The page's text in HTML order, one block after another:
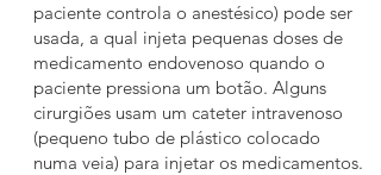
paciente controla o anestésico) pode ser
usada, a qual injeta pequenas doses de
medicamento endovenoso quando o
paciente pressiona um botão. Alguns
cirurgiões usam um cateter intravenoso
(pequeno tubo de plástico colocado
numa veia) para injetar os medicamentos.